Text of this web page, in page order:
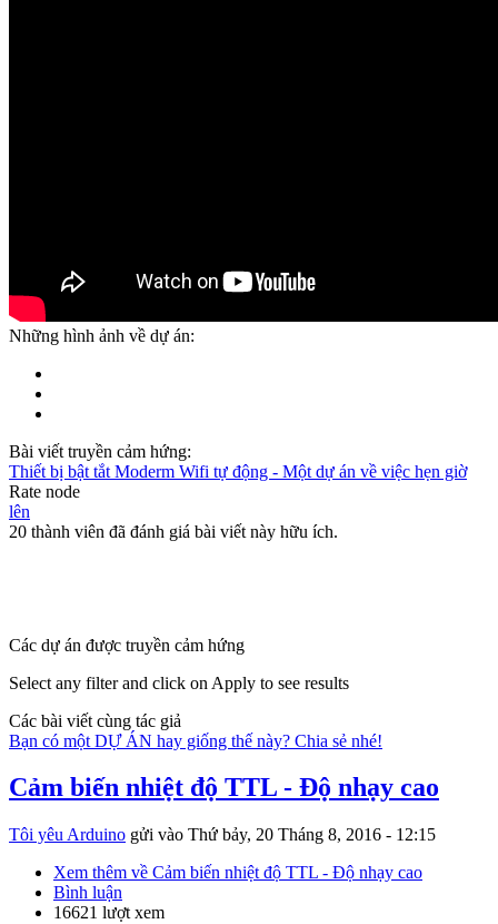
Những hình ảnh về dự án:
Bài viết truyền cảm hứng:
Thiết bị bật tắt Moderm Wifi tự động - Một dự án về việc hẹn giờ
Rate node
lên
20 thành viên đã đánh giá bài viết này hữu ích.
Các dự án được truyền cảm hứng
Select any filter and click on Apply to see results
Các bài viết cùng tác giả
Bạn có một DỰ ÁN hay giống thế này? Chia sẻ nhé!
Cảm biến nhiệt độ TTL - Độ nhạy cao
Tôi yêu Arduino gửi vào Thứ bảy, 20 Tháng 8, 2016 - 12:15
Xem thêm về Cảm biến nhiệt độ TTL - Độ nhạy cao
Bình luận
16621 lượt xem